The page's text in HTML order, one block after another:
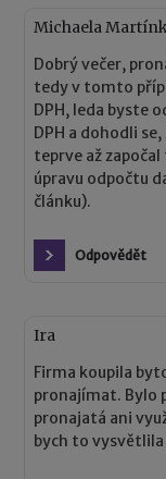
Michaela
Dobrý večer,
tedy v tomto
DPH, leda byste
DPH a dohodli
teprve až
úpravu odpočtu
článku).
Odpovědět
Ira
Firma koupila
pronajímat. Bylo
pronajatá ani
bych to